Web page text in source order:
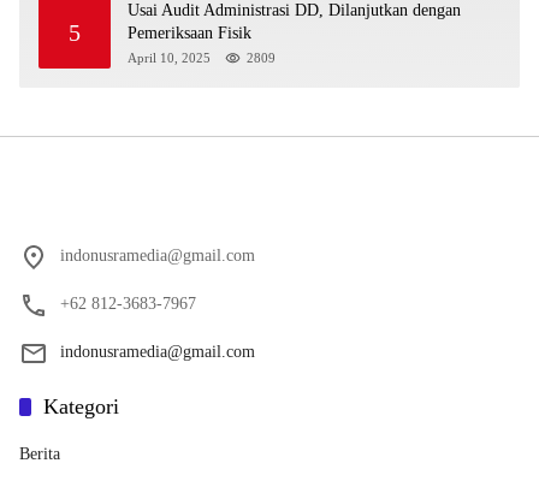
5
Usai Audit Administrasi DD, Dilanjutkan dengan
Pemeriksaan Fisik
April 10, 2025 2809
indonusramedia@gmail.com
+62 812-3683-7967
indonusramedia@gmail.com
Kategori
Berita